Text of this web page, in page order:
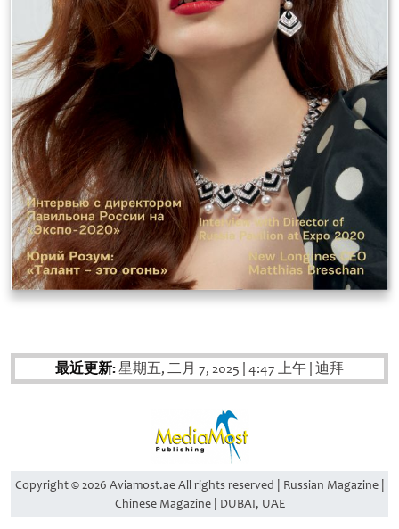
最近更新:星期五, 二月 7, 2025 4:47 上午 迪拜
Copyright © 2026 Aviamost.ae All rights reserved | Russian Magazine |
Chinese Magazine | DUBAI, UAE